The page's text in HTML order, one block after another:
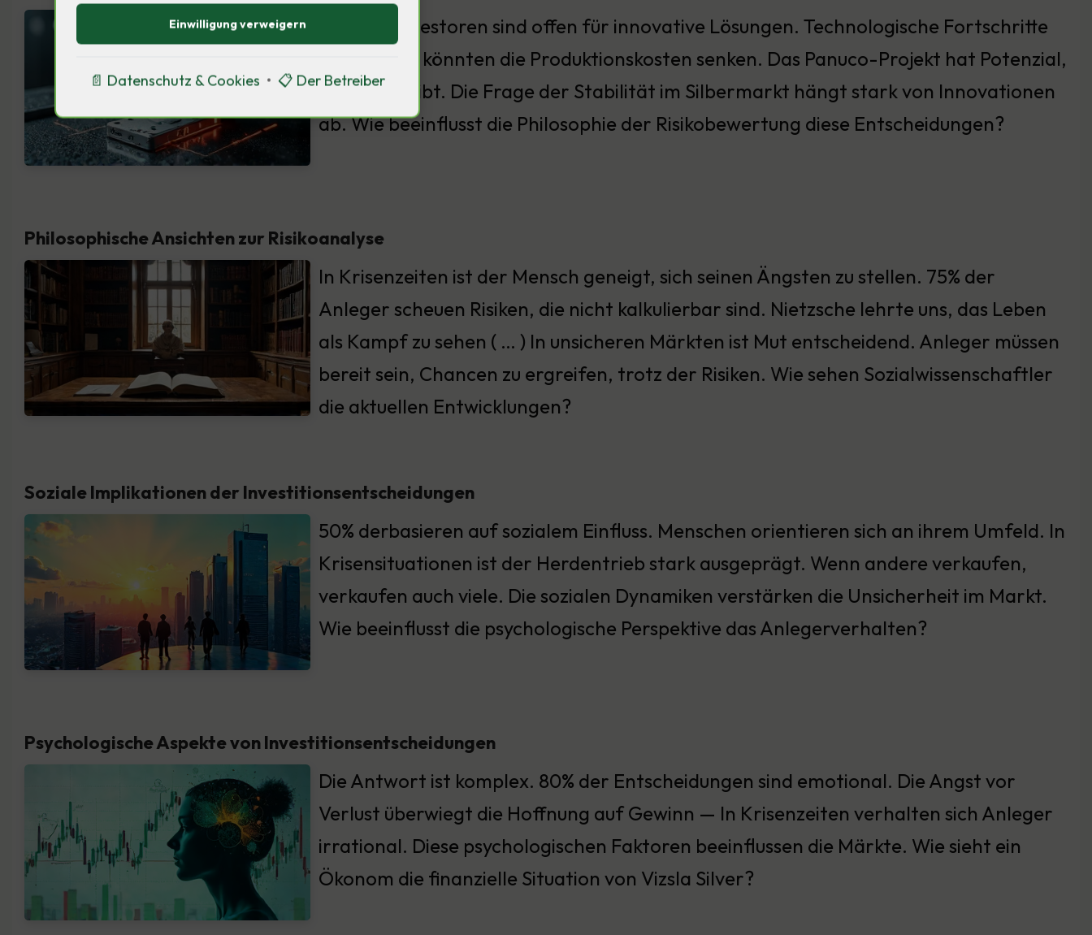
40% der Investoren sind offen für innovative Lösungen. Technologische Fortschritte
im Bergbau könnten die Produktionskosten senken. Das Panuco-Projekt hat Potenzial,
aber diebleibt. Die Frage der Stabilität im Silbermarkt hängt stark von Innovationen
ab. Wie beeinflusst die Philosophie der Risikobewertung diese Entscheidungen?
Philosophische Ansichten zur Risikoanalyse
In Krisenzeiten ist der Mensch geneigt, sich seinen Ängsten zu stellen. 75% der
Anleger scheuen Risiken, die nicht kalkulierbar sind. Nietzsche lehrte uns, das Leben
als Kampf zu sehen ( … ) In unsicheren Märkten ist Mut entscheidend. Anleger müssen
bereit sein, Chancen zu ergreifen, trotz der Risiken. Wie sehen Sozialwissenschaftler
die aktuellen Entwicklungen?
Soziale Implikationen der Investitionsentscheidungen
50% derbasieren auf sozialem Einfluss. Menschen orientieren sich an ihrem Umfeld. In
Krisensituationen ist der Herdentrieb stark ausgeprägt. Wenn andere verkaufen,
verkaufen auch viele. Die sozialen Dynamiken verstärken die Unsicherheit im Markt.
Wie beeinflusst die psychologische Perspektive das Anlegerverhalten?
Psychologische Aspekte von Investitionsentscheidungen
Die Antwort ist komplex. 80% der Entscheidungen sind emotional. Die Angst vor
Verlust überwiegt die Hoffnung auf Gewinn — In Krisenzeiten verhalten sich Anleger
irrational. Diese psychologischen Faktoren beeinflussen die Märkte. Wie sieht ein
Ökonom die finanzielle Situation von Vizsla Silver?
Einwilligung verweigern
📄 Datenschutz & Cookies • 📋 Der Betreiber